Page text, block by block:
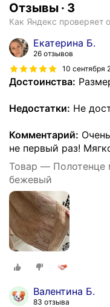
Отзывы · 3
Как Яндекс проверяет
Екатерина Б.
26 отзывов
10 сентября
Достоинства:
Недостатки: Не
Комментарий:
не первый раз!
Товар — Полотенце
бежевый
Валентина Б.
83 отзыва